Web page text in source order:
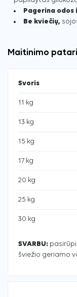
Pagerina odos
Be kviečių,
Maitinimo
Svoris
11 kg
13 kg
15 kg
17 kg
20 kg
25 kg
30 kg
SVARBU:
šviežio geriamo